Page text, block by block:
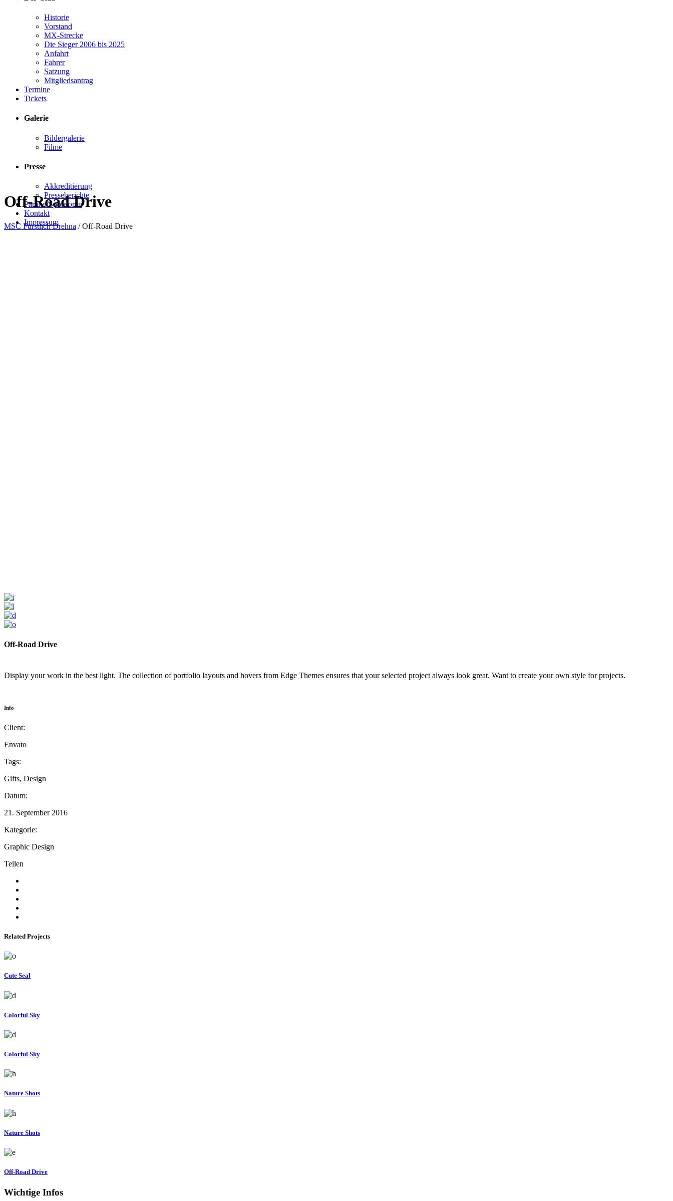
Historie
Vorstand
MX-Strecke
Die Sieger 2006 bis 2025
Anfahrt
Fahrer
Satzung
Mitgliedsantrag
Termine
Tickets
Galerie
Bildergalerie
Filme
Presse
Akkreditierung
Presseberichte
Partner/Sponsoren
Kontakt
Impressum
Off-Road Drive
MSC Fürstlich Drehna /Off-Road Drive
Off-Road Drive
Display your work in the best light. The collection of portfolio layouts and hovers from Edge Themes ensures that your selected project always look great. Want to create your own style for projects.
Info
Client:
Envato
Tags:
Gifts, Design
Datum:
21. September 2016
Kategorie:
Graphic Design
Teilen
Related Projects
Cute Seal
Colorful Sky
Colorful Sky
Nature Shots
Nature Shots
Off-Road Drive
Wichtige Infos